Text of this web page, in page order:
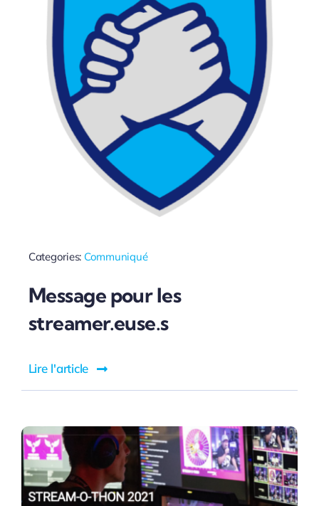
Categories: Communiqué
Message pour les
streamer.euse.s
Lire l'article